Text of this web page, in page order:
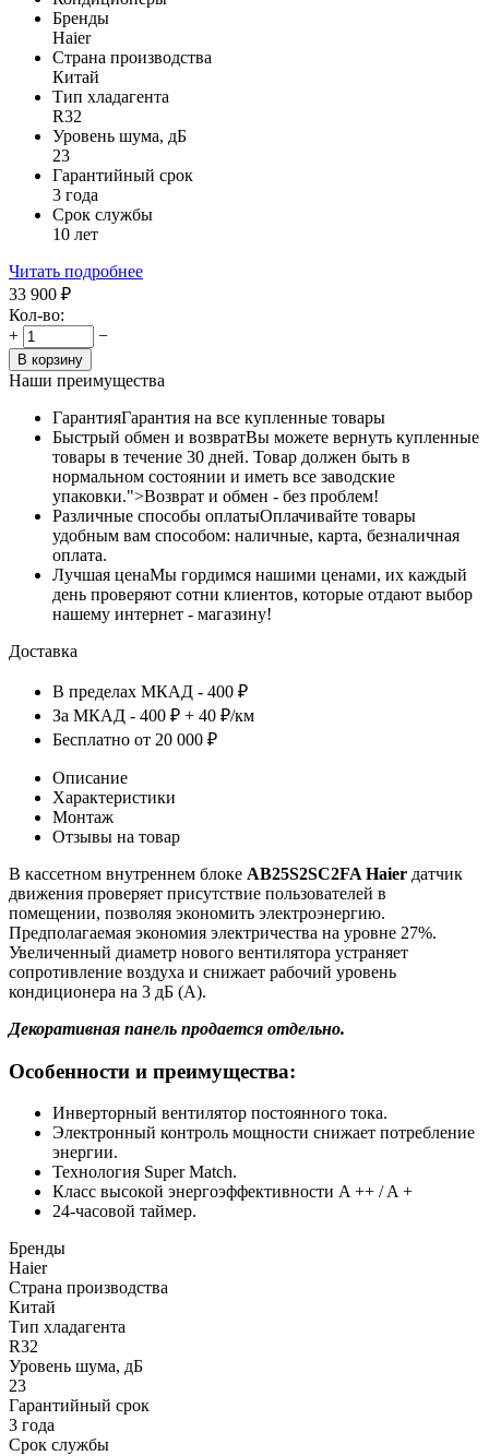
Бренды
Haier
Страна производства
Китай
Тип хладагента
R32
Уровень шума, дБ
23
Гарантийный срок
3 года
Срок службы
10 лет
Читать подробнее
33 900 ₽
Кол-во:
+
−
В корзину
Наши преимущества
ГарантияГарантия на все купленные товары
Быстрый обмен и возвратВы можете вернуть купленные
товары в течение 30 дней. Товар должен быть в
нормальном состоянии и иметь все заводские
упаковки.">Возврат и обмен - без проблем!
Различные способы оплатыОплачивайте товары
удобным вам способом: наличные, карта, безналичная
оплата.
Лучшая ценаМы гордимся нашими ценами, их каждый
день проверяют сотни клиентов, которые отдают выбор
нашему интернет - магазину!
Доставка
В пределах МКАД - 400 ₽
За МКАД - 400 ₽ + 40 ₽/км
Бесплатно от 20 000 ₽
Описание
Характеристики
Монтаж
Отзывы на товар
В кассетном внутреннем блоке AB25S2SC2FA Haier датчик
движения проверяет присутствие пользователей в
помещении, позволяя экономить электроэнергию.
Предполагаемая экономия электричества на уровне 27%.
Увеличенный диаметр нового вентилятора устраняет
сопротивление воздуха и снижает рабочий уровень
кондиционера на 3 дБ (A).
Декоративная панель продается отдельно.
Особенности и преимущества:
Инверторный вентилятор постоянного тока.
Электронный контроль мощности снижает потребление
энергии.
Технология Super Match.
Класс высокой энергоэффективности A ++ / A +
24-часовой таймер.
Бренды
Haier
Страна производства
Китай
Тип хладагента
R32
Уровень шума, дБ
23
Гарантийный срок
3 года
Срок службы